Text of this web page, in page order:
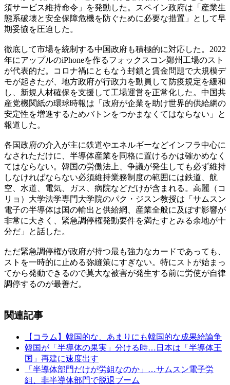
須サービス維持命令」を発動した。スペイン政府は「産業生
態系破壊と安全保障危機を防ぐために必要な措置」として早
期妥協を圧迫した。
徹底して市場を統制する中国政府も積極的に対応した。2022
年にアップルのiPhoneを作るフォックスコン鄭州工場のスト
が代表的だ。コロナ禍にともなう封鎖と賃金問題で大規模デ
モが起きたが、地方政府が行政力を動員して防疫規定を緩和
し、新規人材確保を支援して工場運営を正常化した。中国共
産党機関紙の環球時報は「政府が企業を助け世界的供給網の
安定性を増進するためバトンをつかまなくてはならない」と
報道した。
各国政府の介入が主に鉄道やエネルギーなどインフラ中心に
なされただけに、半導体産業を同格に置けるかは確かめなく
てはならない。韓国の労働法上、争議が発生しても必ず維持
しなければならない必須維持業務制度の範囲には鉄道、航
空、水道、電気、ガス、病院などだけが含まれる。高麗（コ
リョ）大学法学専門大学院のパク・ジスン教授は「サムスン
電子の半導体は国の輸出と供給網、産業全般に及ぼす影響が
非常に大きく、緊急調停権発動要件を満たすとみる余地が十
分だ」と話した。
ただ緊急調停権が政府が持つ最も強力なカードであっても、
ストを一時的に止める弥縫策にすぎない。特にストが始まっ
てから発動できるので莫大な被害が発生する前に労使が自律
調停するのが最善だ。
関連記事
【コラム】韓国的な、あまりにも韓国的な成果給論争
韓国が「半導体の果実」分ける時…日本は「半導体王
国」再建に速度出す
「半導体部門だけが労組なのか」…サムスン電子労
組、非半導体部門で脱退ブーム